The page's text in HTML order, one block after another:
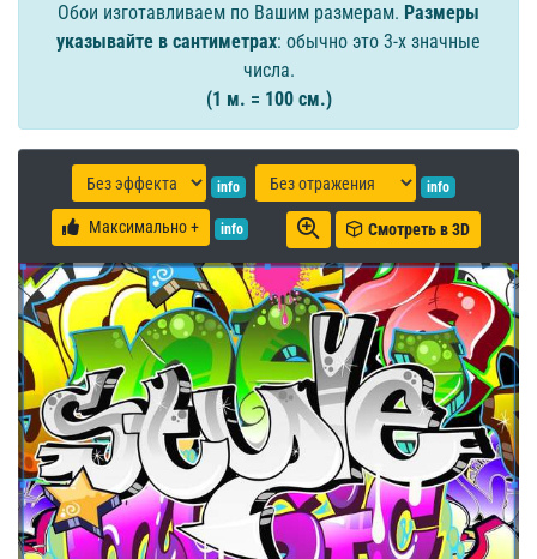
Обои изготавливаем по Вашим размерам. Размеры
указывайте в сантиметрах: обычно это 3-х значные
числа.
(1 м. = 100 см.)
info info
Максимально + info Смотреть в 3D